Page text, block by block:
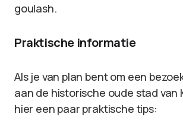
goulash.
Praktische informatie
Als je van plan bent om een
aan de historische oude stad van
hier een paar praktische tips: